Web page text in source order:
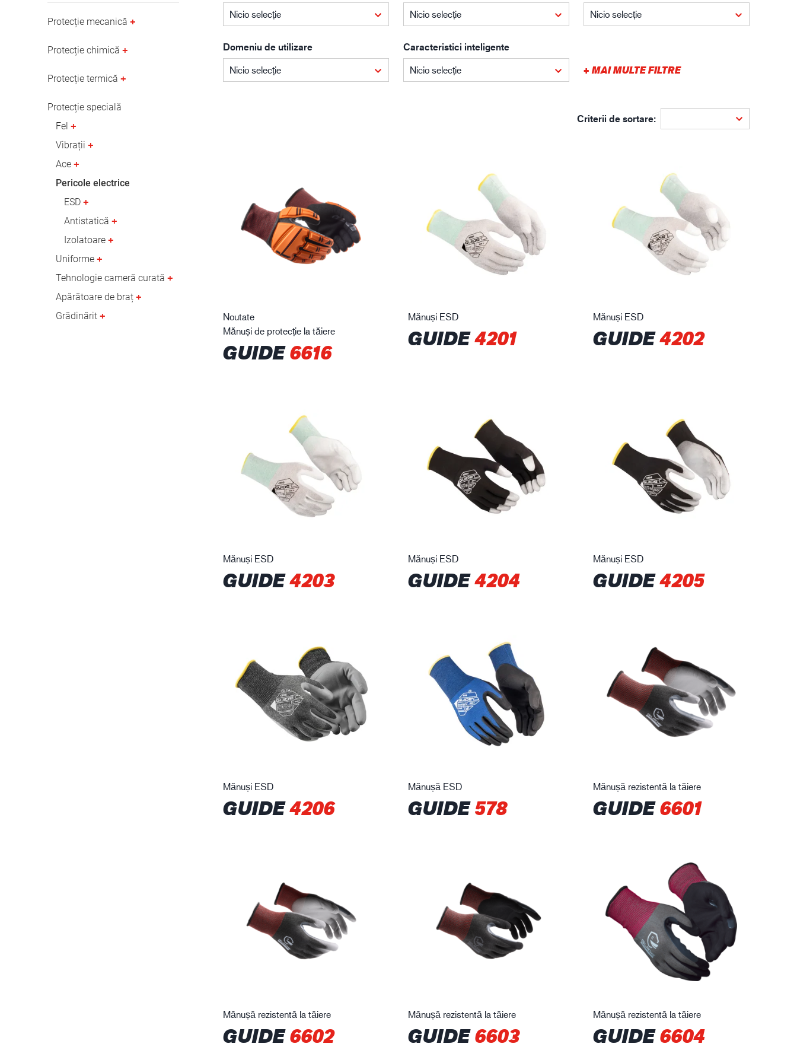
Logistică
Protecție mecanică
Protecție chimică
Protecție termică
Protecție specială
Fel
Vibrații
Ace
Pericole electrice
ESD
Antistatică
Izolatoare
Uniforme
Tehnologie cameră curată
Apărătoare de braț
Grădinărit
Nicio selecție Nicio selecție Nicio selecție
Domeniu de utilizare
Nicio selecție
Caracteristici inteligente
Nicio selecție + MAI MULTE FILTRE
Criterii de sortare:
Noutate
Mănuși de protecție la tăiere
GUIDE6616
Mănuși ESD
GUIDE4201
Mănuși ESD
GUIDE4202
Mănuși ESD
GUIDE4203
Mănuși ESD
GUIDE4204
Mănuși ESD
GUIDE4205
Mănuși ESD
GUIDE4206
Mănușă ESD
GUIDE578
Mănușă rezistentă la tăiere
GUIDE6601
Mănușă rezistentă la tăiere
GUIDE6602
Mănușă rezistentă la tăiere
GUIDE6603
Mănușă rezistentă la tăiere
GUIDE6604